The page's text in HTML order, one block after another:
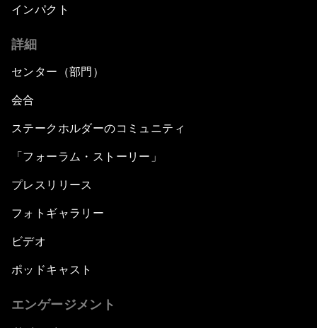
インパクト
詳細
センター（部門）
会合
ステークホルダーのコミュニティ
「フォーラム・ストーリー」
プレスリリース
フォトギャラリー
ビデオ
ポッドキャスト
エンゲージメント